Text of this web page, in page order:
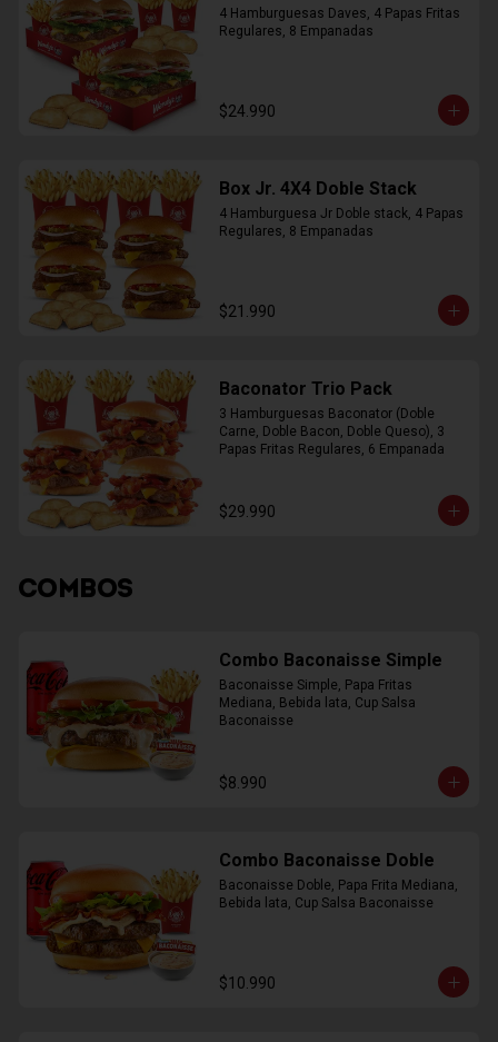
4 Hamburguesas Daves, 4 Papas Fritas
Regulares, 8 Empanadas
$24.990
Box Jr. 4X4 Doble Stack
4 Hamburguesa Jr Doble stack, 4 Papas
Regulares, 8 Empanadas
$21.990
Baconator Trio Pack
3 Hamburguesas Baconator (Doble
Carne, Doble Bacon, Doble Queso), 3
Papas Fritas Regulares, 6 Empanada
$29.990
COMBOS
Combo Baconaisse Simple
Baconaisse Simple, Papa Fritas
Mediana, Bebida lata, Cup Salsa
Baconaisse
$8.990
Combo Baconaisse Doble
Baconaisse Doble, Papa Frita Mediana,
Bebida lata, Cup Salsa Baconaisse
$10.990